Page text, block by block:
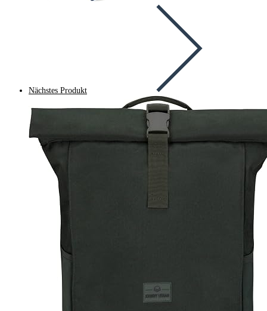
Nächstes Produkt